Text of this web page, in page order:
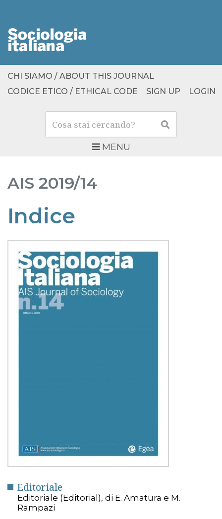
MENU
Cerca Cerca
CHI SIAMO / ABOUT THIS JOURNAL
CODICE ETICO / ETHICAL CODE
SIGN UP LOGIN
AIS 2019/14
Indice
Editoriale
Editoriale (Editorial), di E. Amatura e M.
Rampazi